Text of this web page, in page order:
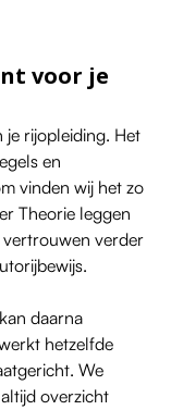
voor je
je rijopleiding. Het
en
vinden wij het zo
Theorie leggen
vertrouwen verder
daarna
hetzelfde
We
overzicht